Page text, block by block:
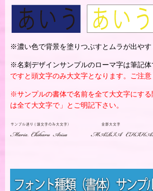
※濃い色で背景を塗りつぶすとムラが出やす
※名刺デザインサンプルのローマ字は筆記体
ですと頭文字のみ大文字となります。ご注意
※サンプルの書体で名前を全て大文字にす
は全て大文字で」とご明記下さい。